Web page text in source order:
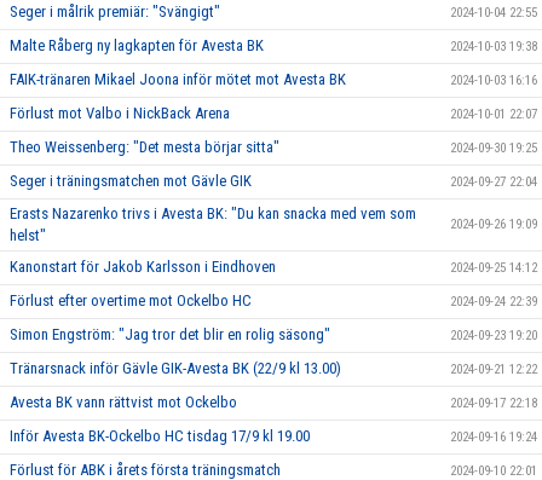
Seger i målrik premiär: "Svängigt" 2024-10-04 22:55
Malte Råberg ny lagkapten för Avesta BK 2024-10-03 19:38
FAIK-tränaren Mikael Joona inför mötet mot Avesta BK 2024-10-03 16:16
Förlust mot Valbo i NickBack Arena 2024-10-01 22:07
Theo Weissenberg: "Det mesta börjar sitta" 2024-09-30 19:25
Seger i träningsmatchen mot Gävle GIK 2024-09-27 22:04
Erasts Nazarenko trivs i Avesta BK: "Du kan snacka med vem som
helst"
2024-09-26 19:09
Kanonstart för Jakob Karlsson i Eindhoven 2024-09-25 14:12
Förlust efter overtime mot Ockelbo HC 2024-09-24 22:39
Simon Engström: "Jag tror det blir en rolig säsong" 2024-09-23 19:20
Tränarsnack inför Gävle GIK-Avesta BK (22/9 kl 13.00) 2024-09-21 12:22
Avesta BK vann rättvist mot Ockelbo 2024-09-17 22:18
Inför Avesta BK-Ockelbo HC tisdag 17/9 kl 19.00 2024-09-16 19:24
Förlust för ABK i årets första träningsmatch 2024-09-10 22:01